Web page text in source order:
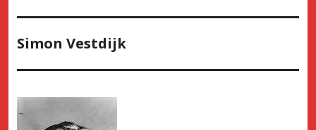
Simon Vestdijk